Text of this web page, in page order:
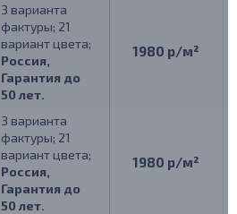
3 варианта
фактуры; 21
вариант цвета;
Россия,
Гарантия до
50 лет.
1980 р/м²
3 варианта
фактуры; 21
вариант цвета;
Россия,
Гарантия до
50 лет.
1980 р/м²